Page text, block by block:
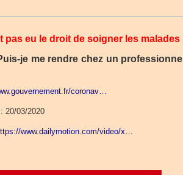
pas eu le droit de soigner les malades
je me rendre chez un professionnel
coronav…
20/03/2020
www.dailymotion.com/video/x…